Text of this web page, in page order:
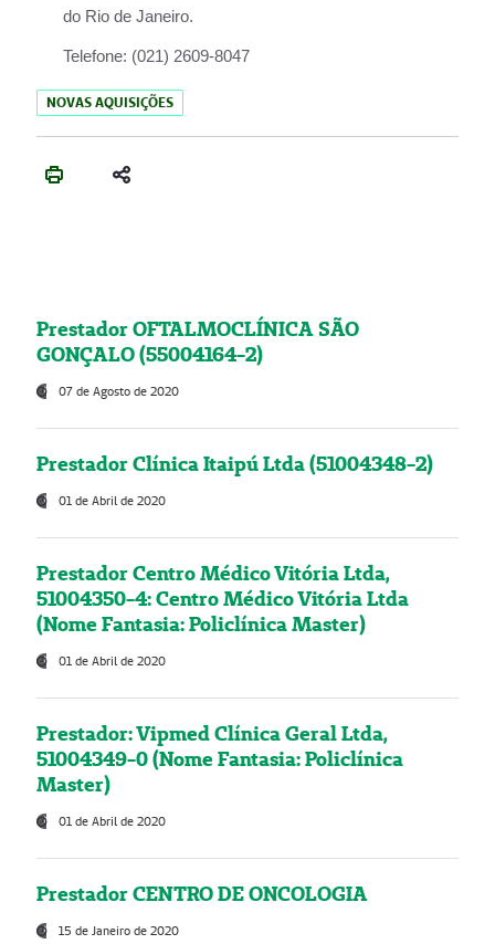
do Rio de Janeiro.
Telefone: (021) 2609-8047
NOVAS AQUISIÇÕES
Prestador OFTALMOCLÍNICA SÃO
GONÇALO (55004164-2)
07 de Agosto de 2020
Prestador Clínica Itaipú Ltda (51004348-2)
01 de Abril de 2020
Prestador Centro Médico Vitória Ltda,
51004350-4: Centro Médico Vitória Ltda
(Nome Fantasia: Policlínica Master)
01 de Abril de 2020
Prestador: Vipmed Clínica Geral Ltda,
51004349-0 (Nome Fantasia: Policlínica
Master)
01 de Abril de 2020
Prestador CENTRO DE ONCOLOGIA
15 de Janeiro de 2020